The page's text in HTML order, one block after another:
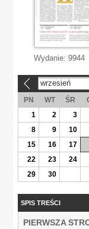
Wydanie: 9944
wrzesień
PN WT ŚR
1
2 3
8
9 10
15
16 17
22
23 24
29
30
SPIS TREŚCI
PIERWSZA